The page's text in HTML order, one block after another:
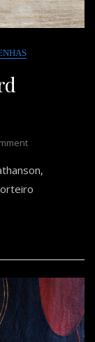
On
Mão